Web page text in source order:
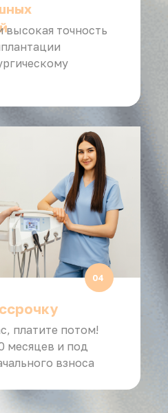
высокая точность
платите потом!
месяцев и под
взноса
04